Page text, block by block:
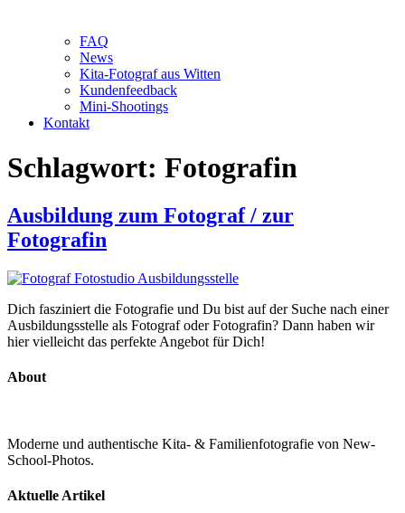
FAQ
News
Kita-Fotograf aus Witten
Kundenfeedback
Mini-Shootings
Kontakt
Schlagwort: Fotografin
Ausbildung zum Fotograf / zur
Fotografin
Dich fasziniert die Fotografie und Du bist auf der Suche nach einer
Ausbildungsstelle als Fotograf oder Fotografin? Dann haben wir
hier vielleicht das perfekte Angebot für Dich!
About
Moderne und authentische Kita- & Familienfotografie von New-
School-Photos.
Aktuelle Artikel